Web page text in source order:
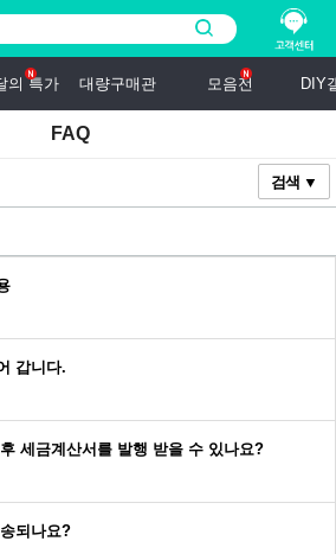
의 특가 대량구매관 모음전 DIY
FAQ
검색 ▼
갑니다.
세금계산서를 발행 받을 수 있나요?
되나요?